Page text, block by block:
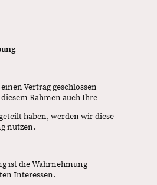
Vertrag geschlossen
Rahmen auch Ihre
haben, werden wir diese
nutzen.
ist die Wahrnehmung
Interessen.